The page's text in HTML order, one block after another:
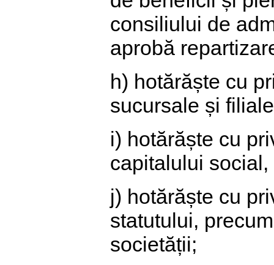
consiliului de
aprobă
h) hotărăște cu
sucursale și
i) hotărăște cu
capitalului
j) hotărăște cu
statutului,
societății;